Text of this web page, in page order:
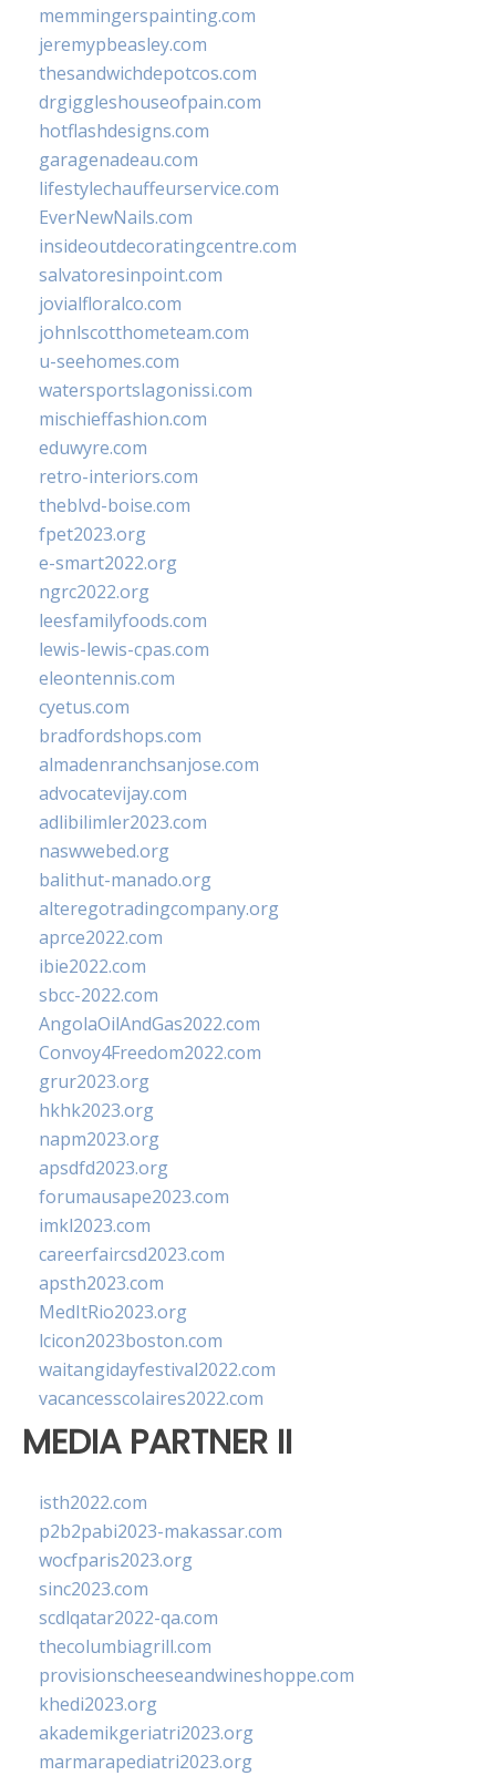
memmingerspainting.com
jeremypbeasley.com
thesandwichdepotcos.com
drgiggleshouseofpain.com
hotflashdesigns.com
garagenadeau.com
lifestylechauffeurservice.com
EverNewNails.com
insideoutdecoratingcentre.com
salvatoresinpoint.com
jovialfloralco.com
johnlscotthometeam.com
u-seehomes.com
watersportslagonissi.com
mischieffashion.com
eduwyre.com
retro-interiors.com
theblvd-boise.com
fpet2023.org
e-smart2022.org
ngrc2022.org
leesfamilyfoods.com
lewis-lewis-cpas.com
eleontennis.com
cyetus.com
bradfordshops.com
almadenranchsanjose.com
advocatevijay.com
adlibilimler2023.com
naswwebed.org
balithut-manado.org
alteregotradingcompany.org
aprce2022.com
ibie2022.com
sbcc-2022.com
AngolaOilAndGas2022.com
Convoy4Freedom2022.com
grur2023.org
hkhk2023.org
napm2023.org
apsdfd2023.org
forumausape2023.com
imkl2023.com
careerfaircsd2023.com
apsth2023.com
MedItRio2023.org
lcicon2023boston.com
waitangidayfestival2022.com
vacancesscolaires2022.com
MEDIA PARTNER II
isth2022.com
p2b2pabi2023-makassar.com
wocfparis2023.org
sinc2023.com
scdlqatar2022-qa.com
thecolumbiagrill.com
provisionscheeseandwineshoppe.com
khedi2023.org
akademikgeriatri2023.org
marmarapediatri2023.org